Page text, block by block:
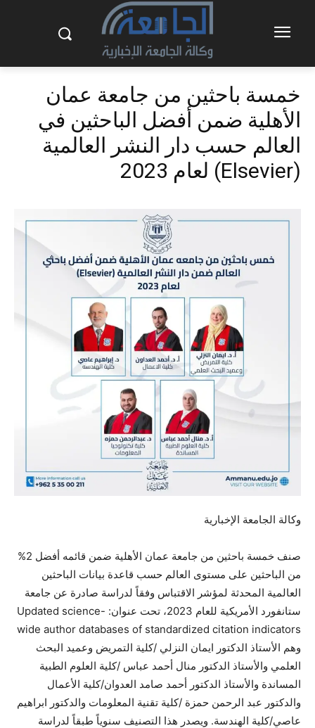
خمسة باحثين من جامعة عمان
الأهلية ضمن أفضل الباحثين في
العالم حسب دار النشر العالمية
(Elsevier) لعام 2023
وكالة الجامعة الإخبارية
صنف خمسة باحثين من جامعة عمان الأهلية ضمن قائمه أفضل 2%
من الباحثين على مستوى العالم حسب قاعدة بيانات الباحثين
العالمية المحدثة لمؤشر الاقتباس وفقاً لدراسة صادرة عن جامعة
ستانفورد الأمريكية للعام 2023، تحت عنوان: Updated science-
wide author databases of standardized citation indicators
وهم الأستاذ الدكتور ايمان النزلي /كلية التمريض وعميد البحث
العلمي والأستاذ الدكتور منال أحمد عباس /كلية العلوم الطبية
المساندة والأستاذ الدكتور أحمد صامد العدوان/كلية الأعمال
والدكتور عبد الرحمن حمزة /كلية تقنية المعلومات والدكتور ابراهيم
عاصي/كلية الهندسة. ويصدر هذا التصنيف سنوياً طبقاً لدراسة